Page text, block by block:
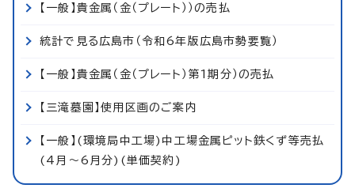
【一般】貴金属（金（プレート））の売払
統計で見る広島市（令和6年版広島市勢要覧）
【一般】貴金属（金（プレート）第1期分）の売払
【三滝墓園】使用区画のご案内
【一般】(環境局中工場)中工場金属ピット鉄くず等売払
(4月～6月分)(単価契約)